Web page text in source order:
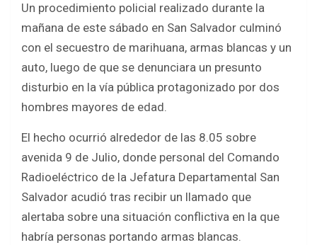
ce
b
o
o
k
tt
er
at
s
A
p
p
ar
e
Un procedimiento policial realizado durante la
mañana de este sábado en San Salvador culminó
con el secuestro de marihuana, armas blancas y un
auto, luego de que se denunciara un presunto
disturbio en la vía pública protagonizado por dos
hombres mayores de edad.
El hecho ocurrió alrededor de las 8.05 sobre
avenida 9 de Julio, donde personal del Comando
Radioeléctrico de la Jefatura Departamental San
Salvador acudió tras recibir un llamado que
alertaba sobre una situación conflictiva en la que
habría personas portando armas blancas.